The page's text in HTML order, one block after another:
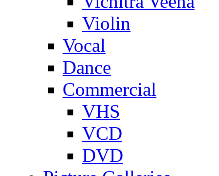
Violin
Vocal
Dance
Commercial
VHS
VCD
DVD